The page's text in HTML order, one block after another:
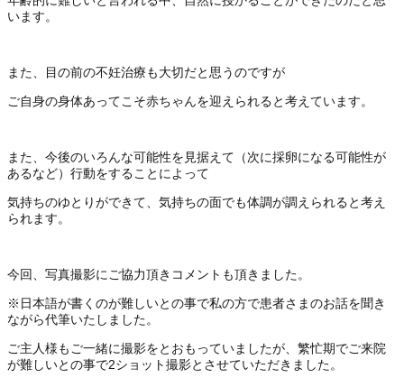
います。
また、目の前の不妊治療も大切だと思うのですが
ご自身の身体あってこそ赤ちゃんを迎えられると考えています。
また、今後のいろんな可能性を見据えて（次に採卵になる可能性が
あるなど）行動をすることによって
気持ちのゆとりができて、気持ちの面でも体調が調えられると考え
られます。
今回、写真撮影にご協力頂きコメントも頂きました。
※日本語が書くのが難しいとの事で私の方で患者さまのお話を聞き
ながら代筆いたしました。
ご主人様もご一緒に撮影をとおもっていましたが、繁忙期でご来院
が難しいとの事で2ショット撮影とさせていただきました。